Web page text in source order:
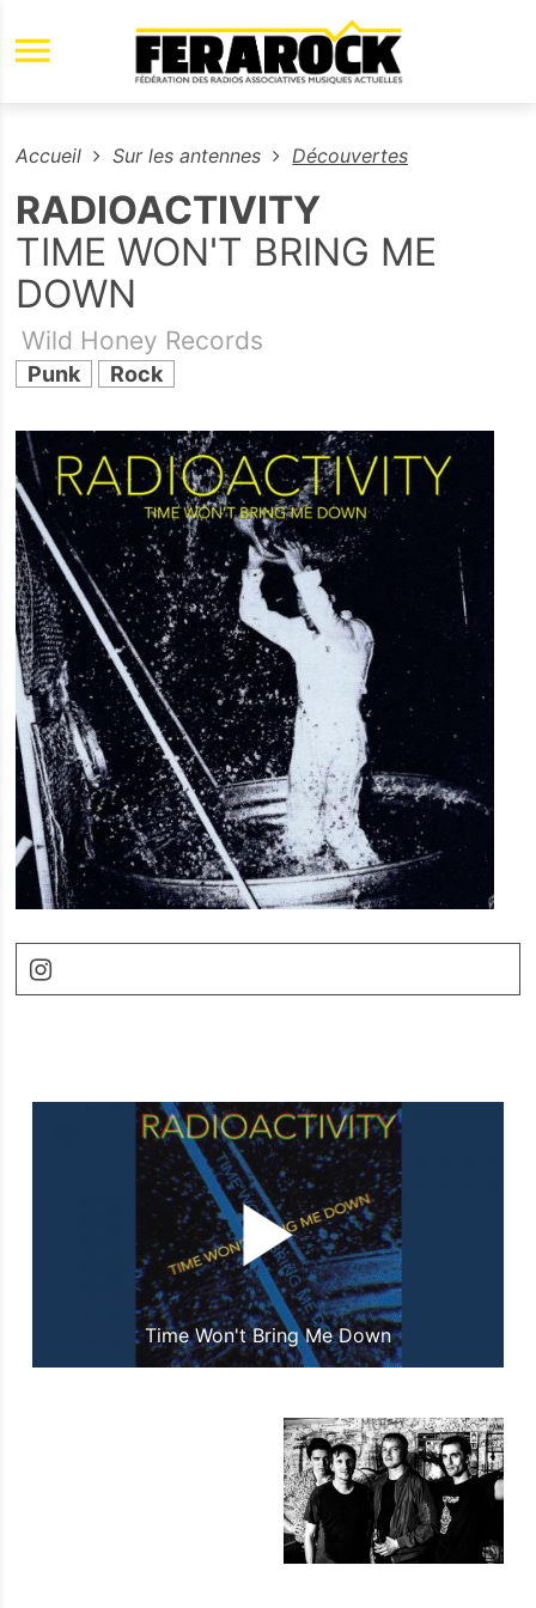
Aller au contenu principal
Accueil Sur les antennes Découvertes
RADIOACTIVITY
TIME WON'T BRING ME
DOWN
Wild Honey Records
Punk Rock
Time Won't Bring Me Down